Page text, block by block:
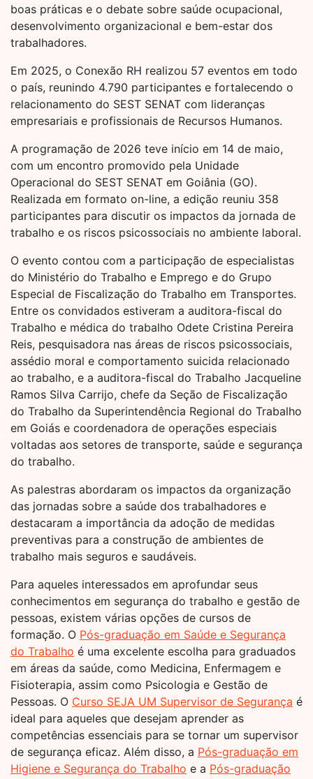
boas práticas e o debate sobre saúde ocupacional,
desenvolvimento organizacional e bem-estar dos
trabalhadores.
Em 2025, o Conexão RH realizou 57 eventos em todo
o país, reunindo 4.790 participantes e fortalecendo o
relacionamento do SEST SENAT com lideranças
empresariais e profissionais de Recursos Humanos.
A programação de 2026 teve início em 14 de maio,
com um encontro promovido pela Unidade
Operacional do SEST SENAT em Goiânia (GO).
Realizada em formato on-line, a edição reuniu 358
participantes para discutir os impactos da jornada de
trabalho e os riscos psicossociais no ambiente laboral.
O evento contou com a participação de especialistas
do Ministério do Trabalho e Emprego e do Grupo
Especial de Fiscalização do Trabalho em Transportes.
Entre os convidados estiveram a auditora-fiscal do
Trabalho e médica do trabalho Odete Cristina Pereira
Reis, pesquisadora nas áreas de riscos psicossociais,
assédio moral e comportamento suicida relacionado
ao trabalho, e a auditora-fiscal do Trabalho Jacqueline
Ramos Silva Carrijo, chefe da Seção de Fiscalização
do Trabalho da Superintendência Regional do Trabalho
em Goiás e coordenadora de operações especiais
voltadas aos setores de transporte, saúde e segurança
do trabalho.
As palestras abordaram os impactos da organização
das jornadas sobre a saúde dos trabalhadores e
destacaram a importância da adoção de medidas
preventivas para a construção de ambientes de
trabalho mais seguros e saudáveis.
Para aqueles interessados em aprofundar seus
conhecimentos em segurança do trabalho e gestão de
pessoas, existem várias opções de cursos de
formação. O Pós-graduação em Saúde e Segurança
do Trabalho é uma excelente escolha para graduados
em áreas da saúde, como Medicina, Enfermagem e
Fisioterapia, assim como Psicologia e Gestão de
Pessoas. O Curso SEJA UM Supervisor de Segurança é
ideal para aqueles que desejam aprender as
competências essenciais para se tornar um supervisor
de segurança eficaz. Além disso, a Pós-graduação em
Higiene e Segurança do Trabalho e a Pós-graduação